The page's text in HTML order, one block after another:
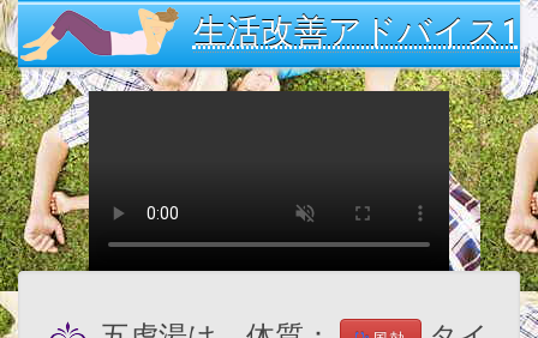
生活改善アドバイス1